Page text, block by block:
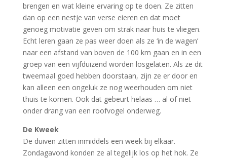
brengen en wat kleine ervaring op te doen. Ze zitten
dan op een nestje van verse eieren en dat moet
genoeg motivatie geven om strak naar huis te vliegen.
Echt leren gaan ze pas weer doen als ze ‘in de wagen’
naar een afstand van boven de 100 km gaan en in een
groep van een vijfduizend worden losgelaten. Als ze dit
tweemaal goed hebben doorstaan, zijn ze er door en
kan alleen een ongeluk ze nog weerhouden om niet
thuis te komen. Ook dat gebeurt helaas … al of niet
onder drang van een roofvogel onderweg.
De Kweek
De duiven zitten inmiddels een week bij elkaar.
Zondagavond konden ze al tegelijk los op het hok. Ze